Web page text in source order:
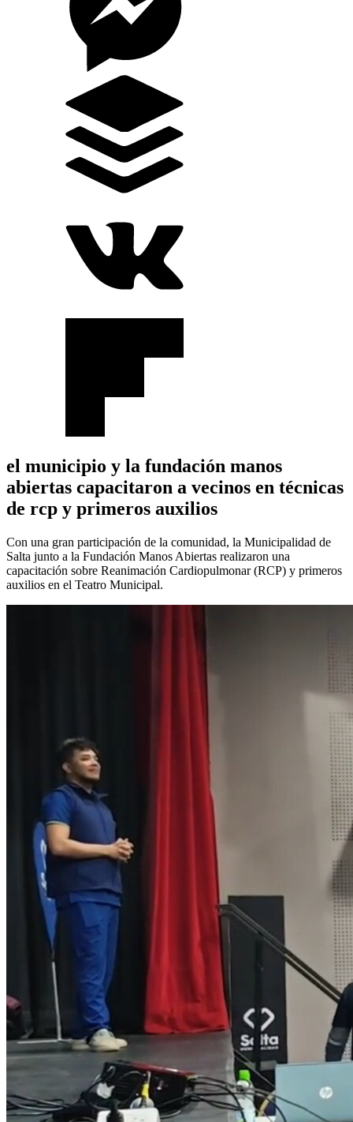
el municipio y la fundación manos
abiertas capacitaron a vecinos en técnicas
de rcp y primeros auxilios
Con una gran participación de la comunidad, la Municipalidad de
Salta junto a la Fundación Manos Abiertas realizaron una
capacitación sobre Reanimación Cardiopulmonar (RCP) y primeros
auxilios en el Teatro Municipal.